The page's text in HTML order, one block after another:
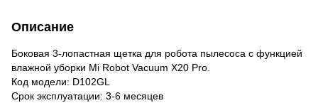
Описание
Боковая 3-лопастная щетка для робота пылесоса с функцией
влажной уборки Mi Robot Vacuum X20 Pro.
Код модели: D102GL
Срок эксплуатации: 3-6 месяцев